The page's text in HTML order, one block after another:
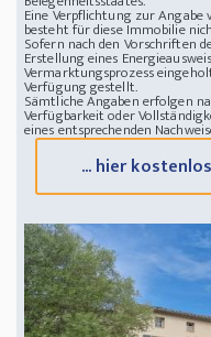
climate offers. There is a
season of course, su
Zustand Baujahr: 18eme
Charming Manor 18th
11000 Carcassonne, situated in
Roussillon, Occitanie, South of
uninterrupted spectacular
including cities, international
with its sandy beaches
Eine Verpflichtung zur
besteht für diese Immobilie
Sofern nach den Vorschriften
Erstellung eines
Vermarktungsprozess
Verfügung gestellt.
Sämtliche Angaben erfolgen
Verfügbarkeit oder
eines entsprechenden
... hier